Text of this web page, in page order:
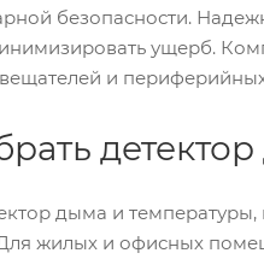
безопасности.
ущерб.
и
дыма и
жилых и офисных